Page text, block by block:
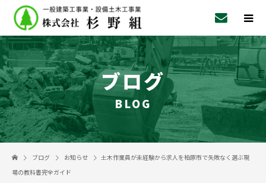
ブログ
BLOG
ブログ お知らせ
土木作業員が未経験から求人を柏原市で失敗なく選ぶ現
場の教科書完全ガイド